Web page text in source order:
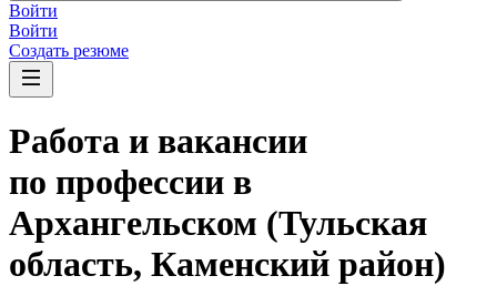
Войти
Войти
Создать резюме
Работа и вакансии
по профессии в
Архангельском (Тульская
область, Каменский район)